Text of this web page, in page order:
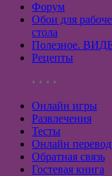
Форум
Обои для
стола
Полезное.
Рецепты
• • • •
Онлайн игры
Развлечения
Тесты
Онлайн
Обратная связь
Гостевая книга